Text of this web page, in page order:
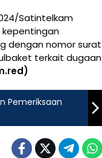
Satintelkam
kepentingan
dengan nomor surat
terkait dugaan
Pemeriksaan